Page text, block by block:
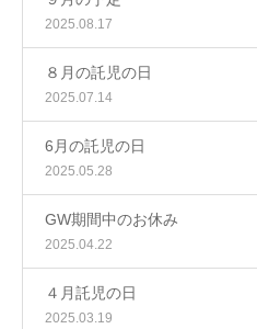
2025.08.17
８月の託児の日
2025.07.14
6月の託児の日
2025.05.28
GW期間中のお休み
2025.04.22
４月託児の日
2025.03.19